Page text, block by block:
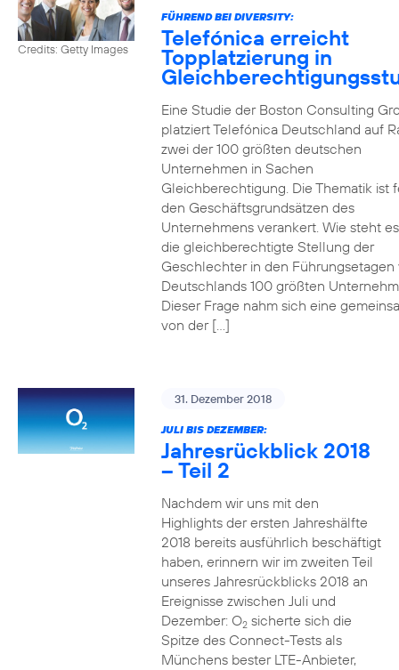
Credits: Getty Images
FÜHREND BEI DIVERSITY:
Telefónica erreicht
Topplatzierung in
Eine Studie der Boston Consulting
platziert Telefónica Deutschland auf
zwei der 100 größten deutschen
Unternehmen in Sachen
Gleichberechtigung. Die Thematik ist
den Geschäftsgrundsätzen des
Unternehmens verankert. Wie steht
die gleichberechtigte Stellung der
Geschlechter in den Führungsetagen
Deutschlands 100 größten
Dieser Frage nahm sich eine
von der […]
31. Dezember 2018
JULI BIS DEZEMBER:
Jahresrückblick 2018
– Teil 2
Nachdem wir uns mit den
Highlights der ersten Jahreshälfte
2018 bereits ausführlich beschäftigt
haben, erinnern wir im zweiten Teil
unseres Jahresrückblicks 2018 an
Ereignisse zwischen Juli und
Dezember: O2sicherte sich die
Spitze des Connect-Tests als
Münchens bester LTE-Anbieter,